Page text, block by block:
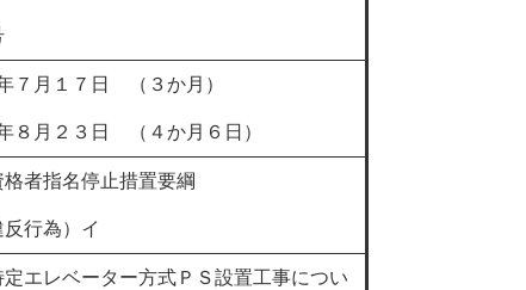
月１７日 （３か月）
月２３日 （４か月６日）
者指名停止措置要綱
行為）イ
エレベーター方式ＰＳ設置工事につい